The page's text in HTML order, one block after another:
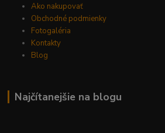
Ako nakupovať
Obchodné podmienky
Fotogaléria
Kontakty
Blog
Najčítanejšie na blogu